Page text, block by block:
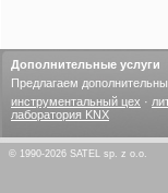
Дополнительные услуги
Предлагаем
инструментальный цех ·
лаборатория KNX
© 1990-2026 SATEL sp. z o.o.